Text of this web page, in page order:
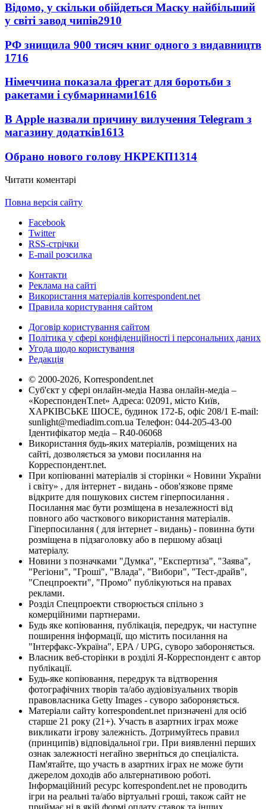
Відомо, у скільки обійдеться Маску найбільший
у світі завод чипів2910
РФ знищила 900 тисяч книг одного з видавництв
1716
Німеччина показала фрегат для боротьби з
ракетами і субмаринами1616
В Apple назвали причину вилучення Telegram з
магазину додатків1613
Обрано нового голову НКРЕКП1314
Читати коментарі
Повна версія сайту
Facebook
Twitter
RSS-стрічки
E-mail розсилка
Контакти
Реклама на сайті
Використання матеріалів korrespondent.net
Правила користування сайтом
Договір користування сайтом
Політика у сфері конфіденційності і персональних даних
Угода щодо користування
Редакція
© 2000-2026, Korrespondent.net
Суб'єкт у сфері онлайн-медіа Назва онлайн-медіа –
«КореспонденТ.net» Адреса: 02091, місто Київ,
ХАРКІВСЬКЕ ШОСЕ, будинок 172-Б, офіс 208/1 E-mail:
sunlight@mediadim.com.ua Телефон: 044-205-43-00
Ідентифікатор медіа – R40-06068
Використання будь-яких матеріалів, розміщених на
сайті, дозволяється за умови посилання на
Корреспондент.net.
При копіюванні матеріалів зі сторінки « Новини України
і світу» , для інтернет - видань - обов'язкове пряме
відкрите для пошукових систем гіперпосилання .
Посилання має бути розміщена в незалежності від
повного або часткового використання матеріалів.
Гіперпосилання ( для інтернет - видань) - повинна бути
розміщена в підзаголовку або в першому абзаці
матеріалу.
Новини з позначками "Думка", "Експертиза", "Заява",
"Регіони", "Гроші", "Влада", "Вибори", "Тест-драйв",
"Спецпроекти", "Промо" публікуються на правах
реклами.
Розділ Спецпроекти створюється спільно з
комерційними партнерами.
Будь яке копіювання, публікація, передрук, чи наступне
поширення інформації, що містить посилання на
"Інтерфакс-Україна", EPA / UPG, суворо забороняється.
Власник веб-сторінки в розділі Я-Корреспондент є автор
публікації.
Будь-яке копіювання, передрук та відтворення
фотографічних творів та/або аудіовізуальних творів
правовласника Getty Images - суворо забороняється.
Матеріали сайту korrespondent.net призначені для осіб
старше 21 року (21+). Участь в азартних іграх може
викликати ігрову залежність. Дотримуйтесь правил
(принципів) відповідальної гри. При виявленні перших
ознак залежності негайно зверніться до спеціаліста.
Пам'ятайте, що участь в азартних іграх не може бути
джерелом доходів або альтернативою роботі.
Інформаційний ресурс korrespondent.net не проводить
ігри на реальні та/або віртуальні гроші, також сайт не
приймає ні в якій формі оплату ставок та інших